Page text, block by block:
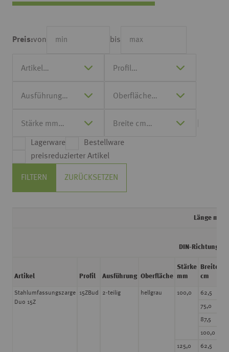
Preis:von bis
Lagerware
Bestellware
preisreduzierter Artikel
FILTERN ZURÜCKSETZEN
Stahlumfassungszarge
Duo 15Z
15ZBud 2-teilig hellgrau 100,0 62,5
75,0
87,5
100,0
125,0 62,5
Länge m
DIN-Richtung
Artikel Profil Ausführung Oberfläche
Stärke
mm
Breite
cm